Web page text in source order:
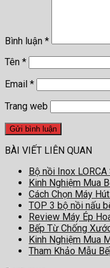
Bình luận *
Tên *
Email *
Trang web
BÀI VIẾT LIÊN QUAN
Bộ nồi Inox
Kinh Nghiệm Mua
Cách Chọn Máy
TOP 3 bộ nồi nấu
Review Máy Ép
Bếp Từ Chống
Kinh Nghiệm Mua
Tham Khảo Mẫu